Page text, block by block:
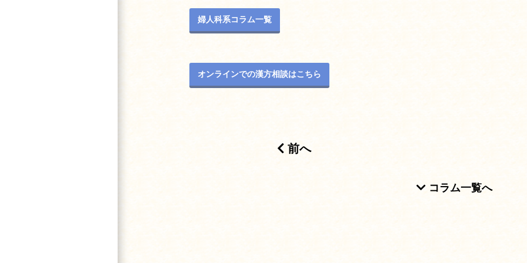
婦人科系コラム一覧
オンラインでの漢方相談はこちら
投稿ナビゲーション
前へ
コラム一覧へ